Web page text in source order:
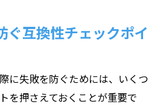
ぐ互換性チェックポイ
に失敗を防ぐためには、いくつ
を押さえておくことが重要で